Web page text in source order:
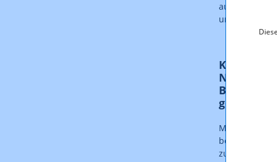
und
Neustart
Brückner,
gedreht
Mit neuen
bewährter
zurück auf